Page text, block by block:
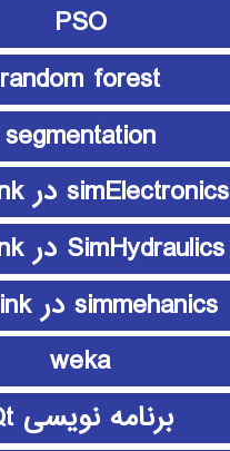
PSO
random forest
segmentation
simElectronics در Simulink
SimHydraulics در simulink
simmehanics در simulink
weka
برنامه نویسی Qt